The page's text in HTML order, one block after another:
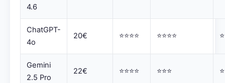
4.6
ChatGPT-
4o
20€ ⭐⭐⭐⭐ ⭐⭐⭐⭐
Gemini
2.5 Pro
22€ ⭐⭐⭐⭐ ⭐⭐⭐